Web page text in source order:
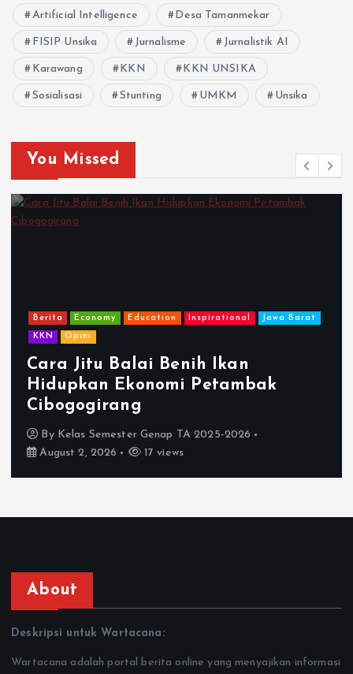
Artificial Intelligence Desa Tamanmekar
FISIP Unsika Jurnalisme Jurnalistik AI
Karawang KKN KKN UNSIKA
Sosialisasi Stunting UMKM Unsika
You Missed
Berita Economy Education Inspirational Jawa Barat
KKN Opini
Cara Jitu Balai Benih Ikan
Hidupkan Ekonomi Petambak
Cibogogirang
By Kelas Semester Genap TA 2025-2026
August 2, 2026
17 views
About
Deskripsi untuk Wartacana:
Wartacana adalah portal berita online yang menyajikan informasi